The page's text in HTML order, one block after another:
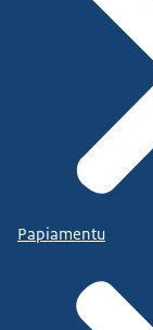
Papiamentu